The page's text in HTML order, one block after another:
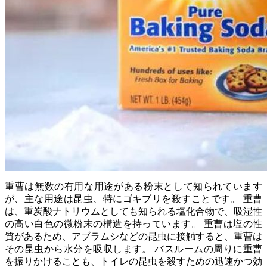
重曹は無数の有用な用途がある粉末として知られています
が、主な用途は昆虫、特にゴキブリを殺すことです。 重曹
は、重炭酸ナトリウムとしても知られる塩化合物で、吸湿性
の高い白色の微粉末の構造を持っています。 重曹は塩の性
質があるため、アブラムシなどの昆虫に接触すると、重曹は
その昆虫から水分を吸収します。 バスルームの周りに重曹
を振りかけることも、トイレの昆虫を殺すための迅速かつ効